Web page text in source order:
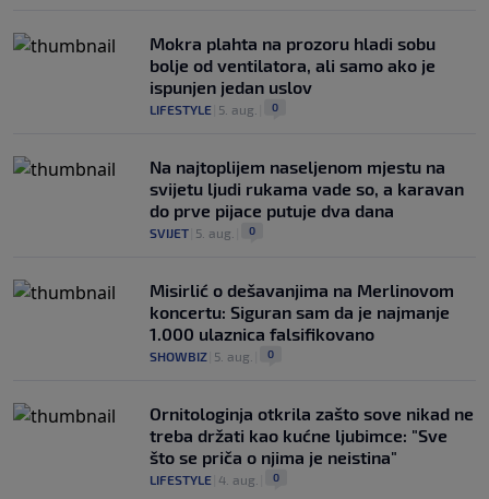
Mokra plahta na prozoru hladi sobu
bolje od ventilatora, ali samo ako je
ispunjen jedan uslov
LIFESTYLE 5. aug. 0
Na najtoplijem naseljenom mjestu na
svijetu ljudi rukama vade so, a karavan
do prve pijace putuje dva dana
SVIJET 5. aug. 0
Misirlić o dešavanjima na Merlinovom
koncertu: Siguran sam da je najmanje
1.000 ulaznica falsifikovano
SHOWBIZ 5. aug. 0
Ornitologinja otkrila zašto sove nikad ne
treba držati kao kućne ljubimce: "Sve
što se priča o njima je neistina"
LIFESTYLE 4. aug. 0